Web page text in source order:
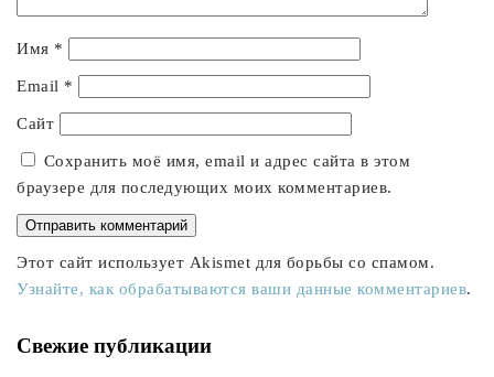
Имя *
Email *
Сайт
Сохранить моё имя, email и адрес сайта в этом
браузере для последующих моих комментариев.
Этот сайт использует Akismet для борьбы со спамом.
Узнайте, как обрабатываются ваши данные комментариев.
Свежие публикации